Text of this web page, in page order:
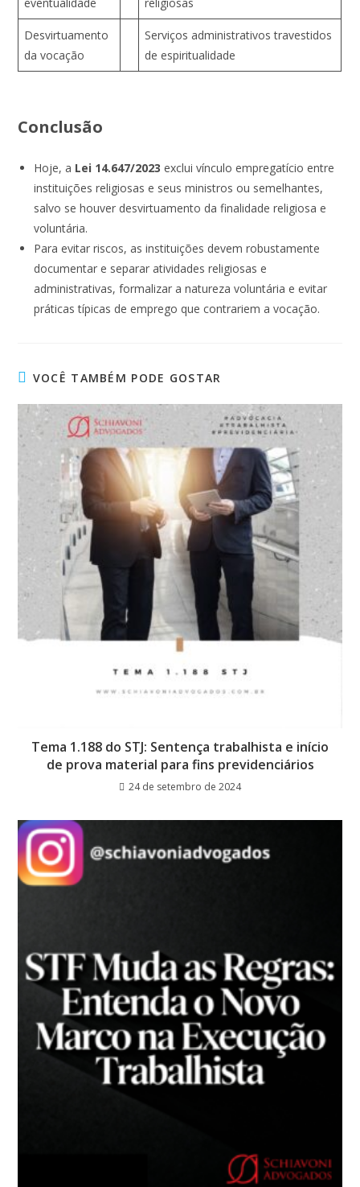
Desvirtuamento
da vocação
Serviços administrativos travestidos
de espiritualidade
Conclusão
Hoje, a Lei 14.647/2023 exclui vínculo empregatício entre
instituições religiosas e seus ministros ou semelhantes,
salvo se houver desvirtuamento da finalidade religiosa e
voluntária.
Para evitar riscos, as instituições devem robustamente
documentar e separar atividades religiosas e
administrativas, formalizar a natureza voluntária e evitar
práticas típicas de emprego que contrariem a vocação.
VOCÊ TAMBÉM PODE GOSTAR
Tema 1.188 do STJ: Sentença trabalhista e início
de prova material para fins previdenciários
24 de setembro de 2024